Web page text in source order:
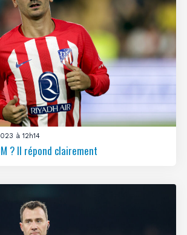
à 12h14
? Il répond clairement